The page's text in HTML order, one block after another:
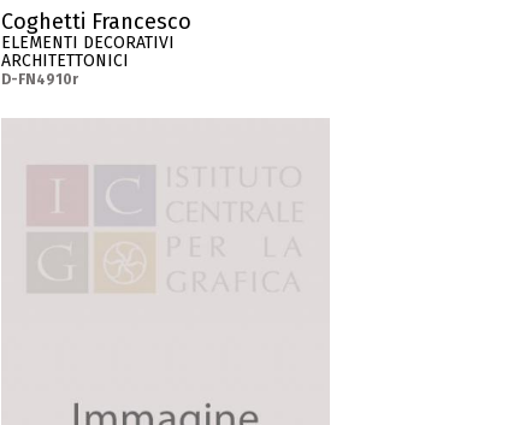
Coghetti Francesco
ELEMENTI DECORATIVI
ARCHITETTONICI
D-FN4910r